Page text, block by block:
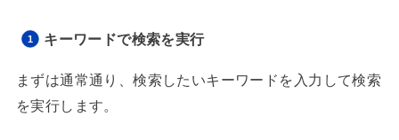
キーワードで検索を実行
まずは通常通り、検索したいキーワードを入力して検索
を実行します。